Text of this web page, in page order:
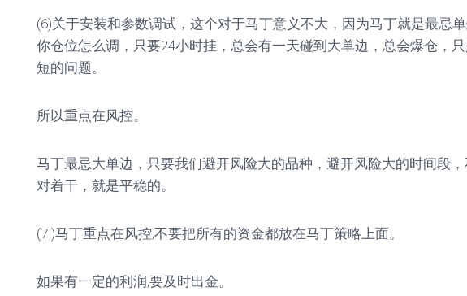
(6)关于安装和参数调试，这个对于马丁意义不大，因为马丁就是最忌
你仓位怎么调，只要24小时挂，总会有一天碰到大单边，总会爆仓，
短的问题。
所以重点在风控。
马丁最忌大单边，只要我们避开风险大的品种，避开风险大的时间段
对着干，就是平稳的。
(7 )马丁重点在风控,不要把所有的资金都放在马丁策略上面。
如果有一定的利润,要及时出金。